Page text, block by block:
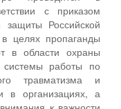
с приказом
защиты Российской
пропаганды
в области охраны
системы работы по
травматизма и
в организациях, а